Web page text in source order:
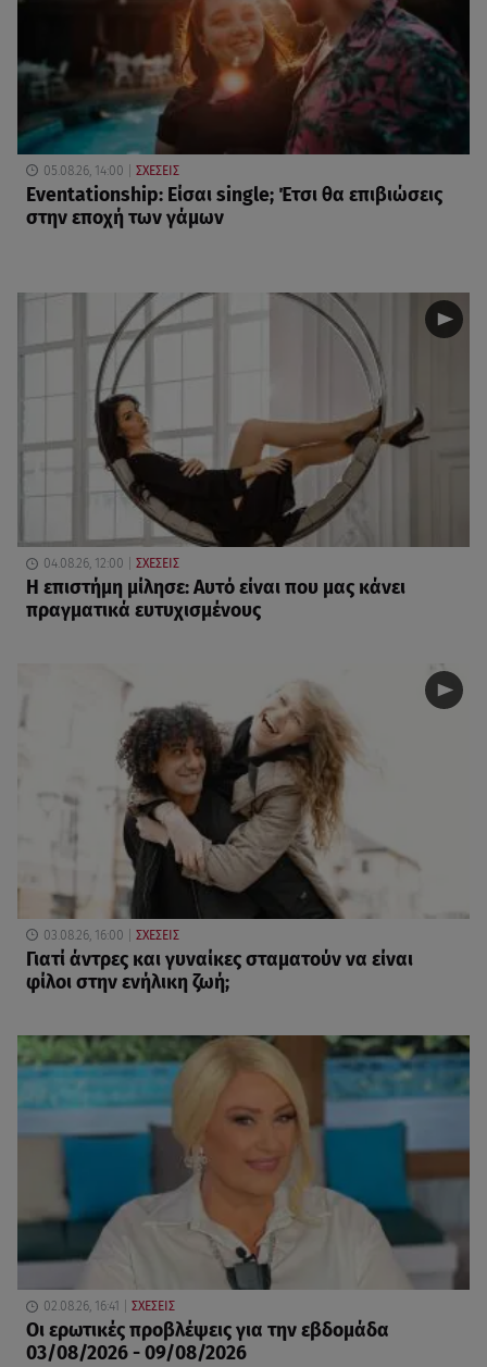
05.08.26, 14:00 ΣΧΕΣΕΙΣ
Eventationship: Είσαι single; Έτσι θα επιβιώσεις
στην εποχή των γάμων
04.08.26, 12:00 ΣΧΕΣΕΙΣ
Η επιστήμη μίλησε: Αυτό είναι που μας κάνει
πραγματικά ευτυχισμένους
03.08.26, 16:00 ΣΧΕΣΕΙΣ
Γιατί άντρες και γυναίκες σταματούν να είναι
φίλοι στην ενήλικη ζωή;
02.08.26, 16:41 ΣΧΕΣΕΙΣ
Οι ερωτικές προβλέψεις για την εβδομάδα
03/08/2026 - 09/08/2026